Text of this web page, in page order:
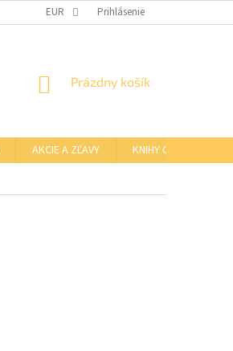
OTVÁRACIE HODINY KAMENNEJ PREDAJNE
EUR Prihlásenie
NÁKUPNÝ
Prázdny košík
AKCIE A ZĽAVY
KNIHY O BARFE